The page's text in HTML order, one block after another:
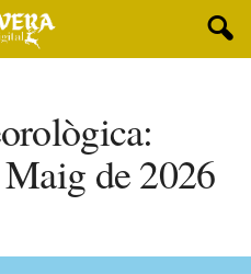
de 2026